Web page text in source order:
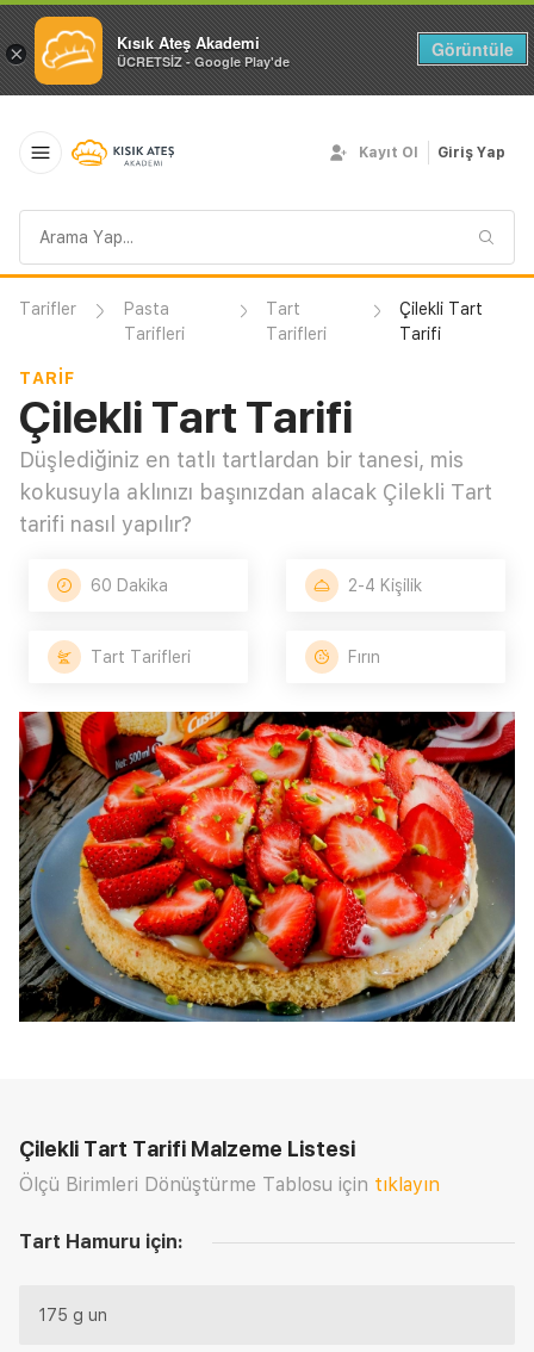
× Kısık Ateş Akademi
ÜCRETSİZ - Google Play'de
Görüntüle
sorgusu
Kayıt Ol Giriş Yap
Tarifler
Pasta
Tarifleri
Tart
Tarifleri
Çilekli Tart
Tarifi
TARIF
Çilekli Tart Tarifi
Düşlediğiniz en tatlı tartlardan bir tanesi, mis
kokusuyla aklınızı başınızdan alacak Çilekli Tart
tarifi nasıl yapılır?
60 Dakika 2-4 Kişilik
Tart Tarifleri Fırın
Çilekli Tart Tarifi Malzeme Listesi
Ölçü Birimleri Dönüştürme Tablosu için tıklayın
Tart Hamuru için:
175 g un